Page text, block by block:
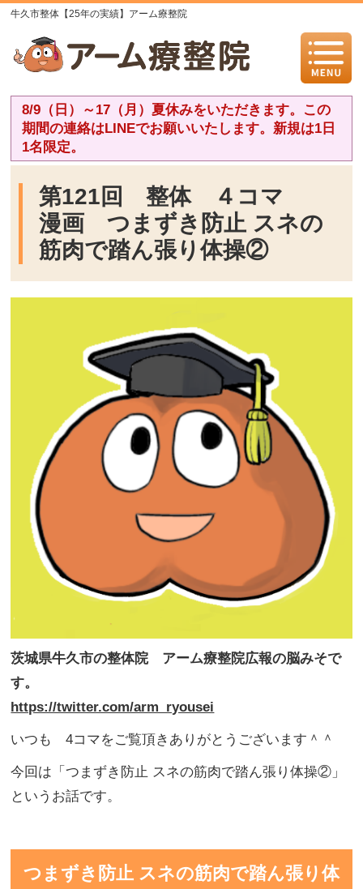
牛久市整体【25年の実績】アーム療整院
8/9（日）～17（月）夏休みをいただきます。この
期間の連絡はLINEでお願いいたします。新規は1日
1名限定。
第121回 整体 ４コマ
漫画 つまずき防止 スネの
筋肉で踏ん張り体操②
茨城県牛久市の整体院 アーム療整院広報の脳みそで
す。
https://twitter.com/arm_ryousei
いつも 4コマをご覧頂きありがとうございます＾＾
今回は「つまずき防止 スネの筋肉で踏ん張り体操②」
というお話です。
つまずき防止 スネの筋肉で踏ん張り体